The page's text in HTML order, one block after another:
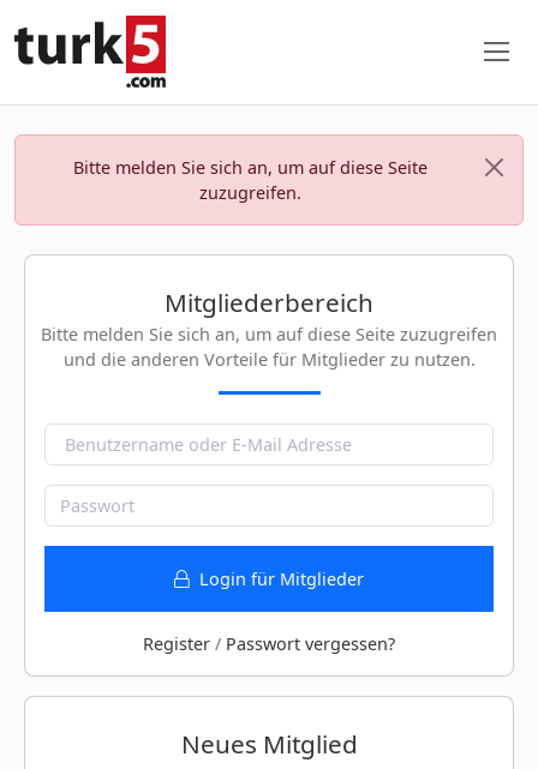
Bitte melden Sie sich an, um auf diese Seite
zuzugreifen.
Mitgliederbereich
Bitte melden Sie sich an, um auf diese Seite zuzugreifen
und die anderen Vorteile für Mitglieder zu nutzen.
Login für Mitglieder
Register / Passwort vergessen?
Neues Mitglied